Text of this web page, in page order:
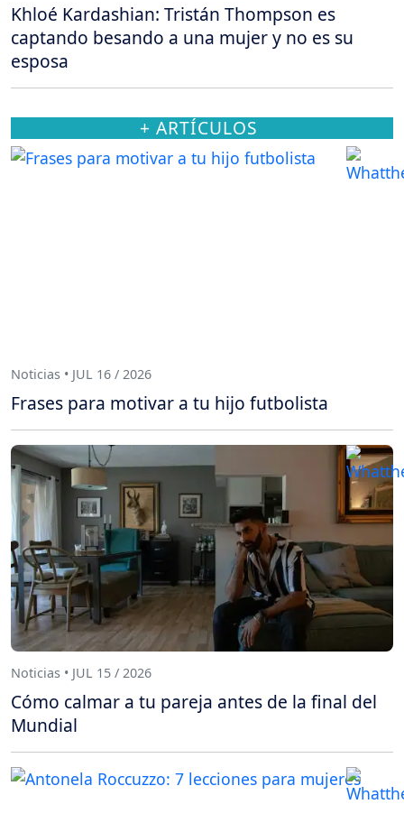
Khloé Kardashian: Tristán Thompson es
captando besando a una mujer y no es su
esposa
+ ARTÍCULOS
Noticias • JUL 16 / 2026
Frases para motivar a tu hijo futbolista
Noticias • JUL 15 / 2026
Cómo calmar a tu pareja antes de la final del
Mundial